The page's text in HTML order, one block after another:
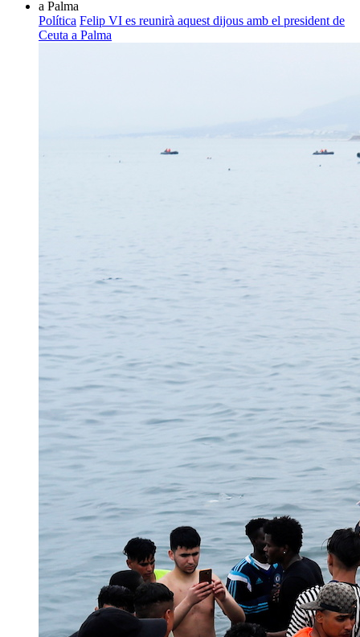
Política Felip VI es reunirà aquest dijous amb el president de
Ceuta a Palma